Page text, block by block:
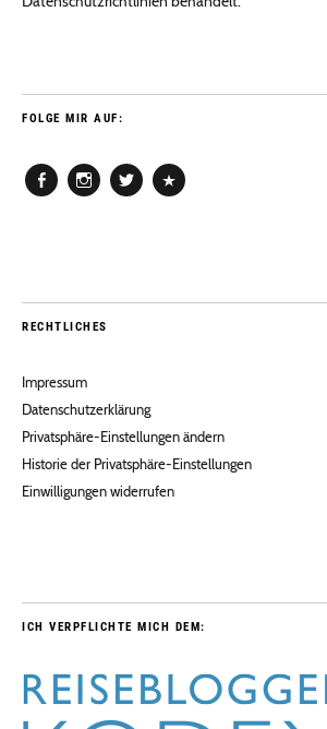
FOLGE MIR AUF:
RECHTLICHES
Impressum
Datenschutzerklärung
Privatsphäre-Einstellungen ändern
Historie der Privatsphäre-Einstellungen
Einwilligungen widerrufen
ICH VERPFLICHTE MICH DEM: